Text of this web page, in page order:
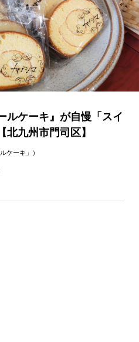
ルケーキ』が自慢「スイ
九州市門司区】
ケーキ」）